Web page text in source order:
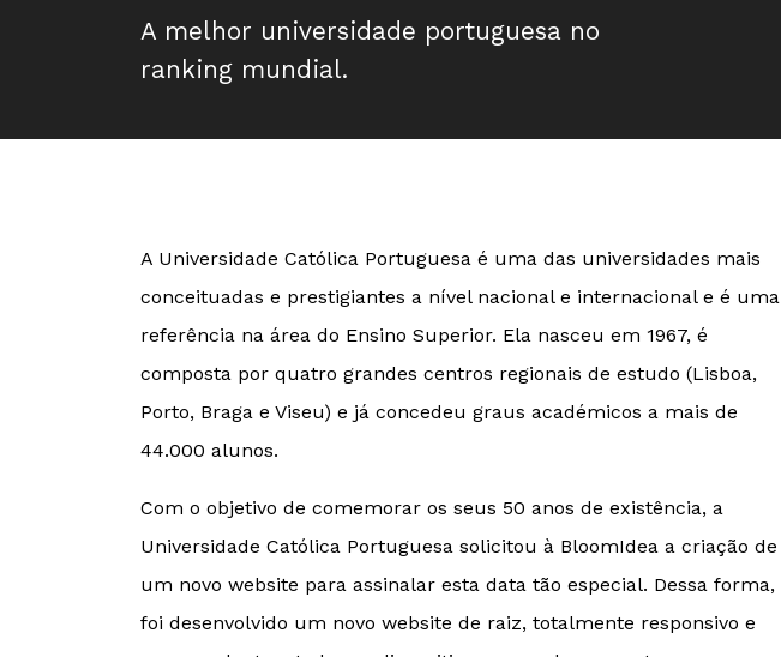
A melhor universidade portuguesa no
ranking mundial.
A Universidade Católica Portuguesa é uma das universidades mais
conceituadas e prestigiantes a nível nacional e internacional e é uma
referência na área do Ensino Superior. Ela nasceu em 1967, é
composta por quatro grandes centros regionais de estudo (Lisboa,
Porto, Braga e Viseu) e já concedeu graus académicos a mais de
44.000 alunos.
Com o objetivo de comemorar os seus 50 anos de existência, a
Universidade Católica Portuguesa solicitou à BloomIdea a criação de
um novo website para assinalar esta data tão especial. Dessa forma,
foi desenvolvido um novo website de raiz, totalmente responsivo e